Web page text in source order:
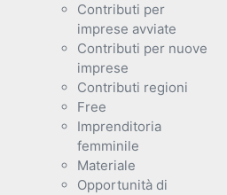
Contributi per
imprese avviate
Contributi per nuove
imprese
Contributi regioni
Free
Imprenditoria
femminile
Materiale
Opportunità di